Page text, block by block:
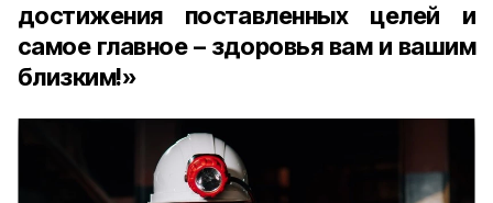
достижения поставленных целей и
самое главное – здоровья вам и вашим
близким!»